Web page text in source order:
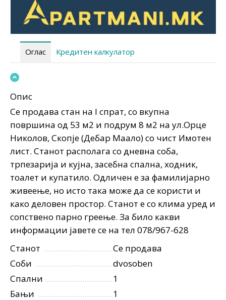
Оглас Кредитен калкулатор
Опис
Се продава стан на I спрат, со вкупна
површина од 53 м2 и подрум 8 м2 на ул.Орце
Николов, Скопје (Дебар Маало) со чист Имотен
лист. Станот располага со дневна соба,
трпезарија и кујна, засебна спална, ходник,
тоалет и купатило. Одличен е за фамилијарно
живеење, но исто така може да се користи и
како деловен простор. Станот е со клима уред и
сопствено парно греење. За било какви
информации јавете се на тел 078/967-628
Станот
Се продава
Соби
dvosoben
Спални
1
Бањи
1